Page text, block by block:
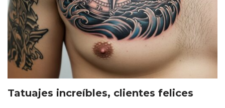
Tatuajes increíbles, clientes felices